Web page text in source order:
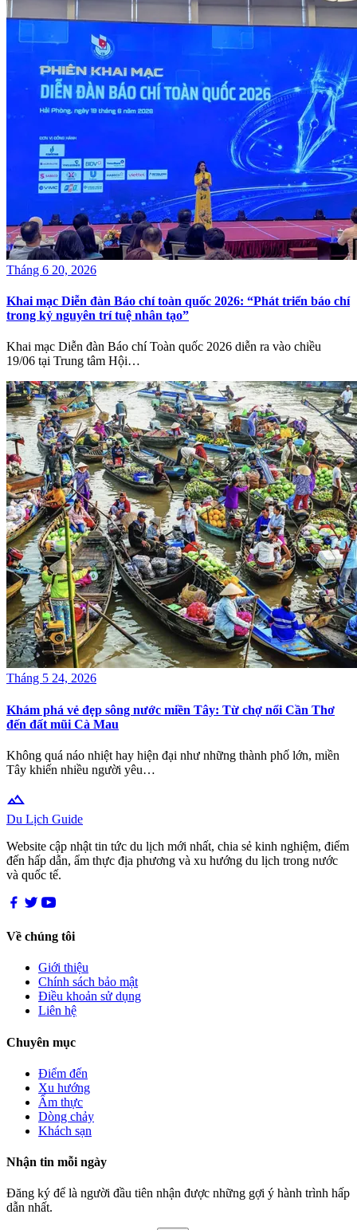
Tháng 6 20, 2026
Khai mạc Diễn đàn Báo chí toàn quốc 2026: “Phát triển báo chí
trong kỷ nguyên trí tuệ nhân tạo”
Khai mạc Diễn đàn Báo chí Toàn quốc 2026 diễn ra vào chiều
19/06 tại Trung tâm Hội…
Tháng 5 24, 2026
Khám phá vẻ đẹp sông nước miền Tây: Từ chợ nổi Cần Thơ
đến đất mũi Cà Mau
Không quá náo nhiệt hay hiện đại như những thành phố lớn, miền
Tây khiến nhiều người yêu…
terrain
Du Lịch Guide
Website cập nhật tin tức du lịch mới nhất, chia sẻ kinh nghiệm, điểm
đến hấp dẫn, ẩm thực địa phương và xu hướng du lịch trong nước
và quốc tế.
Về chúng tôi
Giới thiệu
Chính sách bảo mật
Điều khoản sử dụng
Liên hệ
Chuyên mục
Điểm đến
Xu hướng
Ẩm thực
Dòng chảy
Khách sạn
Nhận tin mỗi ngày
Đăng ký để là người đầu tiên nhận được những gợi ý hành trình hấp
dẫn nhất.